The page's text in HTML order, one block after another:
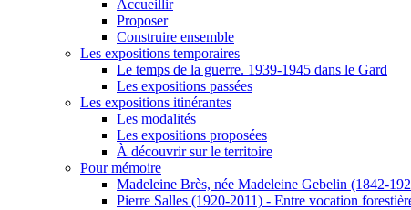
Accueillir
Proposer
Construire ensemble
Les expositions temporaires
Le temps de la guerre. 1939-1945 dans le Gard
Les expositions passées
Les expositions itinérantes
Les modalités
Les expositions proposées
À découvrir sur le territoire
Pour mémoire
Madeleine Brès, née Madeleine Gebelin (1842-
Pierre Salles (1920-2011) - Entre vocation